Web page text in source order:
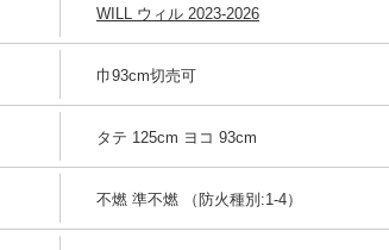
WILL ウィル 2023-2026
巾93cm切売可
タテ 125cm ヨコ 93cm
不燃 準不燃 （防火種別:1-4）